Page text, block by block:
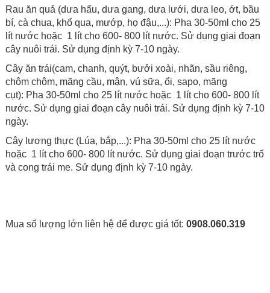
Rau ăn quả (dưa hấu, dưa gang, dưa lưới, dưa leo, ớt, bầu
bí, cà chua, khổ qua, mướp, họ đậu,...): Pha 30-50ml cho 25
lít nước hoặc 1 lít cho 600- 800 lít nước. Sử dụng giai đoạn
cây nuôi trái. Sử dụng định kỳ 7-10 ngày.
Cây ăn trái(cam, chanh, quýt, bưởi xoài, nhãn, sầu riêng,
chôm chôm, mãng cầu, mận, vú sữa, ổi, sapo, mãng
cụt): Pha 30-50ml cho 25 lít nước hoặc 1 lít cho 600- 800 lít
nước. Sử dụng giai đoạn cây nuôi trái. Sử dụng định kỳ 7-10
ngày.
Cây lương thực (Lúa, bắp,...): Pha 30-50ml cho 25 lít nước
hoặc 1 lít cho 600- 800 lít nước. Sử dụng giai đoạn trước trổ
và cong trái me. Sử dụng định kỳ 7-10 ngày.
Mua số lượng lớn liên hệ để được giá tốt: 0908.060.319